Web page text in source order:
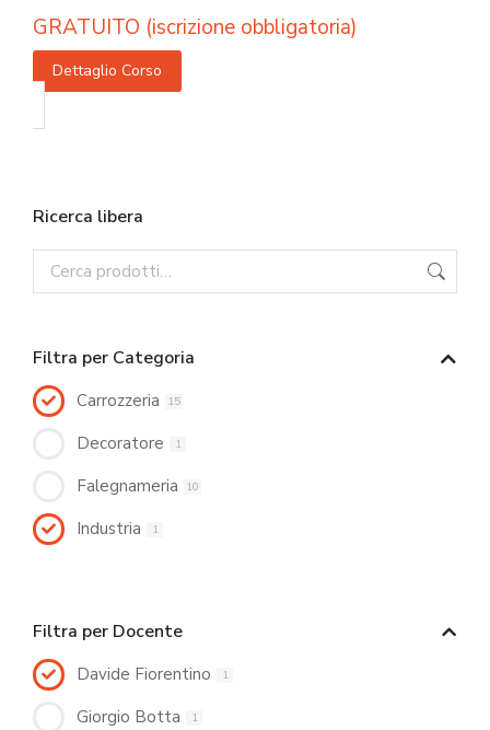
GRATUITO (iscrizione obbligatoria)
Dettaglio Corso
Ricerca libera
Filtra per Categoria
Carrozzeria 15
Decoratore 1
Falegnameria 10
Industria 1
Filtra per Docente
Davide Fiorentino 1
Giorgio Botta 1